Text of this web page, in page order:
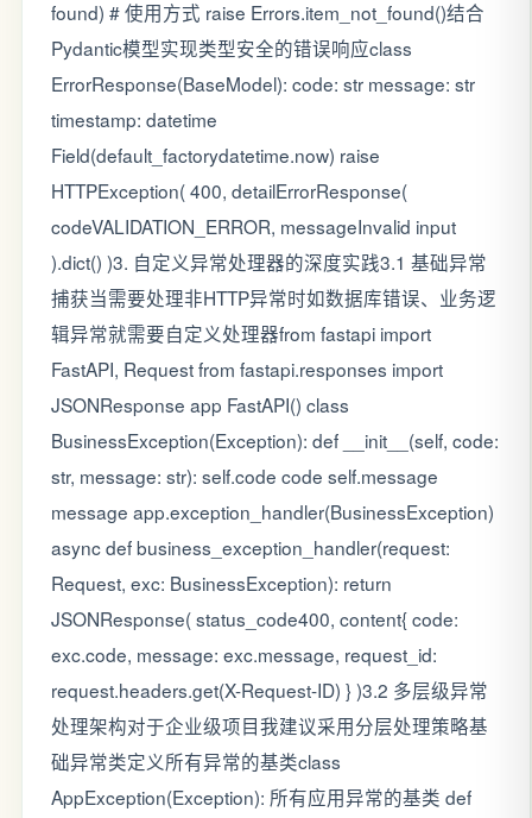
found) # 使用方式 raise Errors.item_not_found()结合
Pydantic模型实现类型安全的错误响应class
ErrorResponse(BaseModel): code: str message: str
timestamp: datetime
Field(default_factorydatetime.now) raise
HTTPException( 400, detailErrorResponse(
codeVALIDATION_ERROR, messageInvalid input
).dict() )3. 自定义异常处理器的深度实践3.1 基础异常
捕获当需要处理非HTTP异常时如数据库错误、业务逻
辑异常就需要自定义处理器from fastapi import
FastAPI, Request from fastapi.responses import
JSONResponse app FastAPI() class
BusinessException(Exception): def __init__(self, code:
str, message: str): self.code code self.message
message app.exception_handler(BusinessException)
async def business_exception_handler(request:
Request, exc: BusinessException): return
JSONResponse( status_code400, content{ code:
exc.code, message: exc.message, request_id:
request.headers.get(X-Request-ID) } )3.2 多层级异常
处理架构对于企业级项目我建议采用分层处理策略基
础异常类定义所有异常的基类class
AppException(Exception): 所有应用异常的基类 def